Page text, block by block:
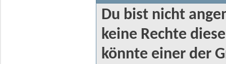
Du bist nicht
keine Rechte
könnte einer der